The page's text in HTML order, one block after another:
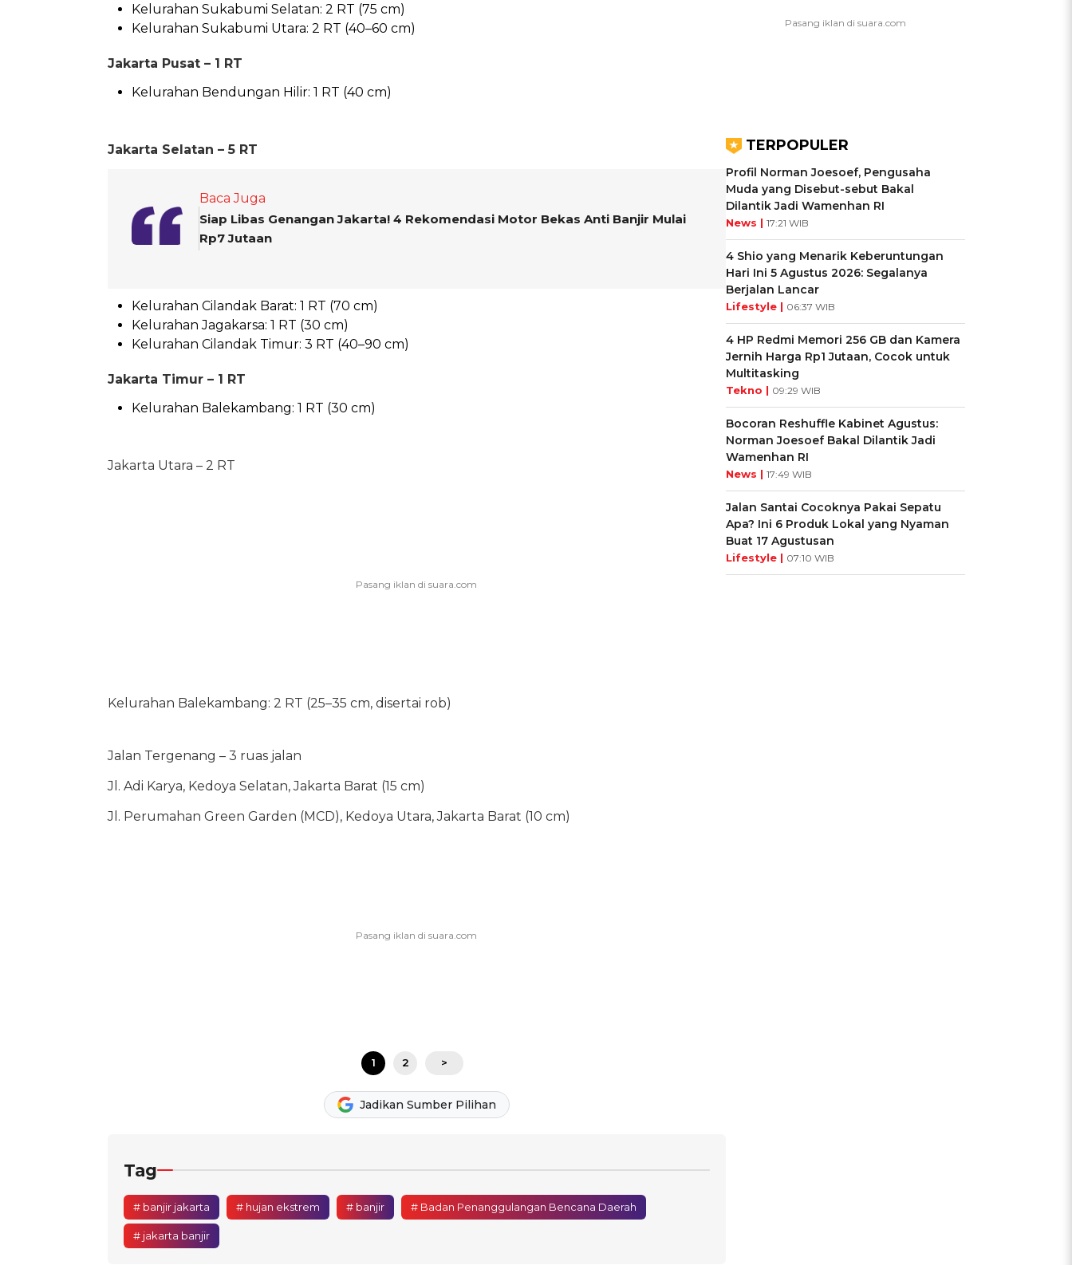
Kelurahan Sukabumi Selatan: 2 RT (75 cm)
Kelurahan Sukabumi Utara: 2 RT (40–60 cm)
Jakarta Pusat – 1 RT
Kelurahan Bendungan Hilir: 1 RT (40 cm)
Jakarta Selatan – 5 RT
Baca Juga
Siap Libas Genangan Jakarta! 4 Rekomendasi Motor Bekas Anti Banjir Mulai
Rp7 Jutaan
Kelurahan Cilandak Barat: 1 RT (70 cm)
Kelurahan Jagakarsa: 1 RT (30 cm)
Kelurahan Cilandak Timur: 3 RT (40–90 cm)
Jakarta Timur – 1 RT
Kelurahan Balekambang: 1 RT (30 cm)
Jakarta Utara – 2 RT
Kelurahan Balekambang: 2 RT (25–35 cm, disertai rob)
Jalan Tergenang – 3 ruas jalan
Jl. Adi Karya, Kedoya Selatan, Jakarta Barat (15 cm)
Jl. Perumahan Green Garden (MCD), Kedoya Utara, Jakarta Barat (10 cm)
1 2 >
Jadikan Sumber Pilihan
Tag
# banjir jakarta # hujan ekstrem # banjir # Badan Penanggulangan Bencana Daerah
# jakarta banjir
TERPOPULER
Profil Norman Joesoef, Pengusaha
Muda yang Disebut-sebut Bakal
Dilantik Jadi Wamenhan RI
News | 17:21 WIB
4 Shio yang Menarik Keberuntungan
Hari Ini 5 Agustus 2026: Segalanya
Berjalan Lancar
Lifestyle | 06:37 WIB
4 HP Redmi Memori 256 GB dan Kamera
Jernih Harga Rp1 Jutaan, Cocok untuk
Multitasking
Tekno | 09:29 WIB
Bocoran Reshuffle Kabinet Agustus:
Norman Joesoef Bakal Dilantik Jadi
Wamenhan RI
News | 17:49 WIB
Jalan Santai Cocoknya Pakai Sepatu
Apa? Ini 6 Produk Lokal yang Nyaman
Buat 17 Agustusan
Lifestyle | 07:10 WIB